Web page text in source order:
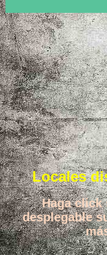
Locales
Haga click
desplegable